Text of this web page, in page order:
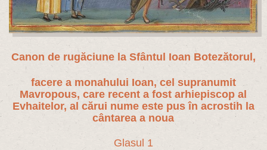
Canon de rugăciune la Sfântul Ioan Botezătorul,
facere a monahului Ioan, cel supranumit
Mavropous, care recent a fost arhiepiscop al
Evhaitelor, al cărui nume este pus în acrostih la
cântarea a noua
Glasul 1